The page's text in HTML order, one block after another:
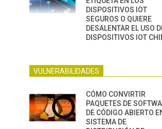
DISPOSITIVOS IOT
SEGUROS O QUIERE
DESALENTAR EL USO
DISPOSITIVOS IOT
VULNERABILIDADES
CÓMO CONVIRTIR
PAQUETES DE
DE CÓDIGO ABIERTO
SISTEMA DE